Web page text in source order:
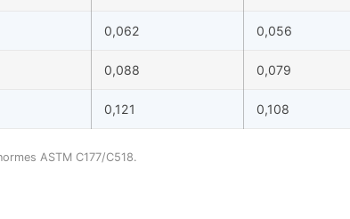
0,062 0,056
0,088 0,079
0,121 0,108
ASTM C177/C518.